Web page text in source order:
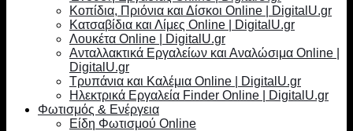
Κοπίδια, Πριόνια και Δίσκοι Online | DigitalU.gr
Κατσαβίδια και Λίμες Online | DigitalU.gr
Λουκέτα Online | DigitalU.gr
Ανταλλακτικά Εργαλείων και Αναλώσιμα Online |
DigitalU.gr
Τρυπάνια και Καλέμια Online | DigitalU.gr
Ηλεκτρικά Εργαλεία Finder Online | DigitalU.gr
Φωτισμός & Ενέργεια
Είδη Φωτισμού Online